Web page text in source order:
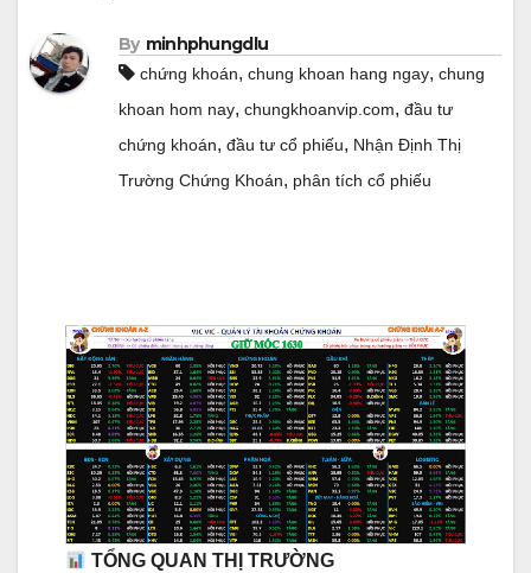
By minhphungdlu
chứng khoán, chung khoan hang ngay, chung
khoan hom nay, chungkhoanvip.com, đầu tư
chứng khoán, đầu tư cổ phiếu, Nhận Định Thị
Trường Chứng Khoán, phân tích cổ phiếu
TỔNG QUAN THỊ TRƯỜNG